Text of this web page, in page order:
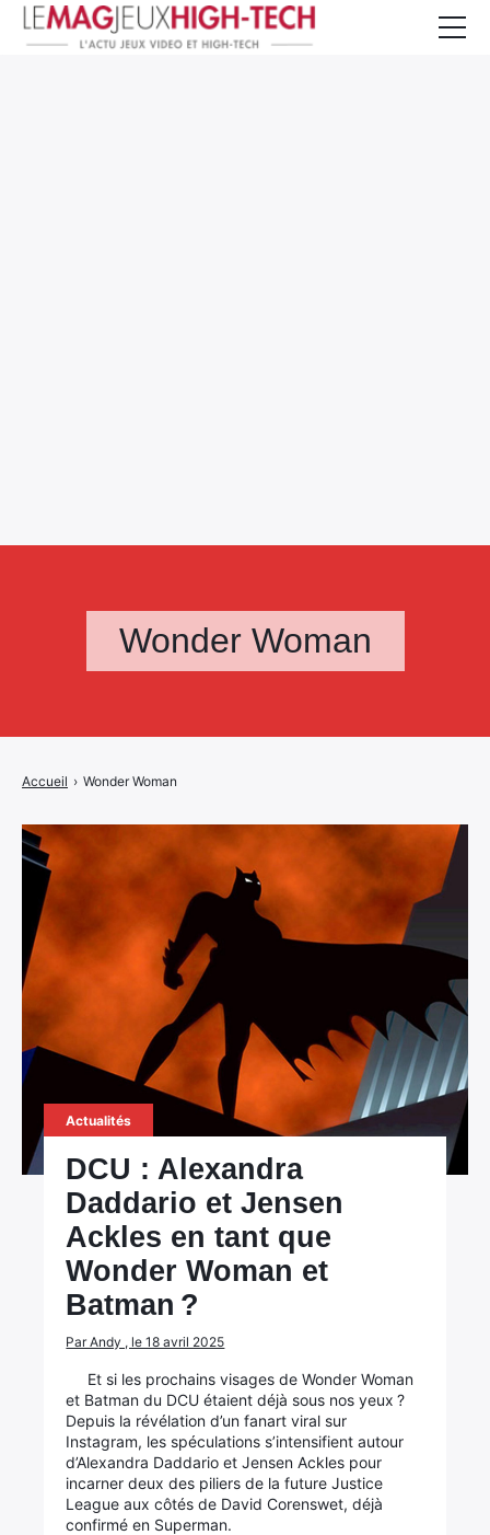
Wonder Woman
Accueil › Wonder Woman
Actualités
DCU : Alexandra
Daddario et Jensen
Ackles en tant que
Wonder Woman et
Batman ?
Par Andy , le 18 avril 2025
Et si les prochains visages de Wonder Woman
et Batman du DCU étaient déjà sous nos yeux ?
Depuis la révélation d’un fanart viral sur
Instagram, les spéculations s’intensifient autour
d’Alexandra Daddario et Jensen Ackles pour
incarner deux des piliers de la future Justice
League aux côtés de David Corenswet, déjà
confirmé en Superman.